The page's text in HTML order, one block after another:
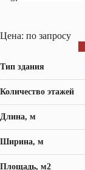
Цена: по запросу
Тип здания
Количество этажей
Длина, м
Ширина, м
Площадь, м2